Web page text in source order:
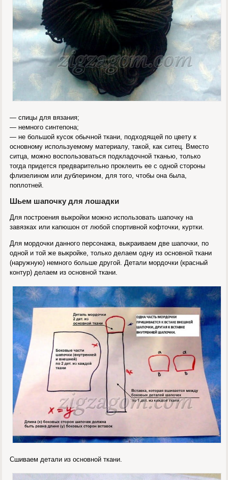
— спицы для вязания;
— немного синтепона;
— не большой кусок обычной ткани, подходящей по цвету к
основному используемому материалу, такой, как ситец. Вместо
ситца, можно воспользоваться подкладочной тканью, только
тогда придется предварительно проклеить ее с одной стороны
флизелином или дублерином, для того, чтобы она была,
поплотней.
Шьем шапочку для лошадки
Для построения выкройки можно использовать шапочку на
завязках или капюшон от любой спортивной кофточки, куртки.
Для мордочки данного персонажа, выкраиваем две шапочки, по
одной и той же выкройке, только делаем одну из основной ткани
(наружную) немного больше другой. Детали мордочки (красный
контур) делаем из основной ткани.
Сшиваем детали из основной ткани.